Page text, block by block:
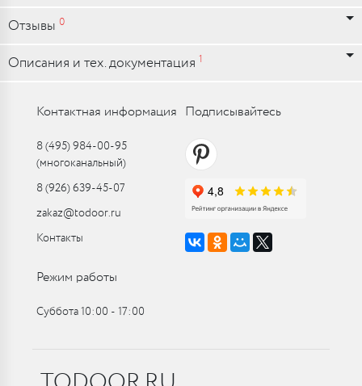
Отзывы 0
Описания и тех. документация 1
Контактная информация
8 (495) 984-00-95
(многоканальный)
8 (926) 639-45-07
zakaz@todoor.ru
Контакты
Подписывайтесь
Режим работы
Суббота 10:00 ‑ 17:00